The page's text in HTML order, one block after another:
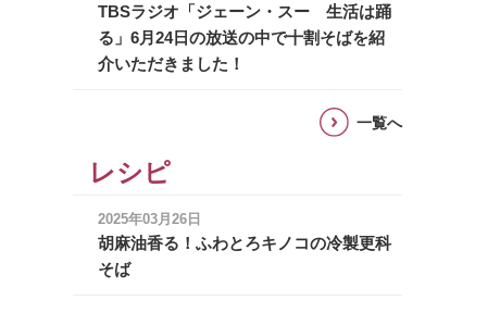
TBSラジオ「ジェーン・スー 生活は踊
る」6月24日の放送の中で十割そばを紹
介いただきました！
一覧へ
レシピ
2025年03月26日
胡麻油香る！ふわとろキノコの冷製更科
そば